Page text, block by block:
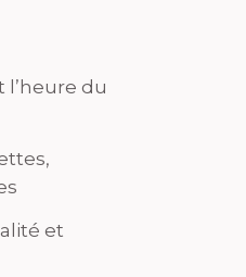
l’heure du
et